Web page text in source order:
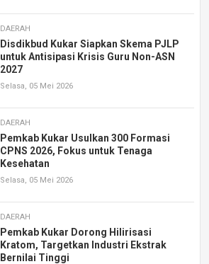
DAERAH
Disdikbud Kukar Siapkan Skema PJLP
untuk Antisipasi Krisis Guru Non-ASN
2027
Selasa, 05 Mei 2026
DAERAH
Pemkab Kukar Usulkan 300 Formasi
CPNS 2026, Fokus untuk Tenaga
Kesehatan
Selasa, 05 Mei 2026
DAERAH
Pemkab Kukar Dorong Hilirisasi
Kratom, Targetkan Industri Ekstrak
Bernilai Tinggi